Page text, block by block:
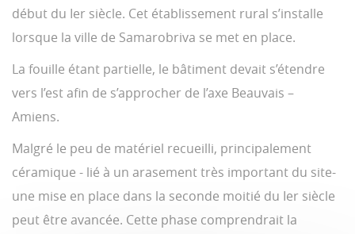
début du Ier siècle. Cet établissement rural s’installe
lorsque la ville de Samarobriva se met en place.
La fouille étant partielle, le bâtiment devait s’étendre
vers l’est afin de s’approcher de l’axe Beauvais –
Amiens.
Malgré le peu de matériel recueilli, principalement
céramique - lié à un arasement très important du site-
une mise en place dans la seconde moitié du Ier siècle
peut être avancée. Cette phase comprendrait la